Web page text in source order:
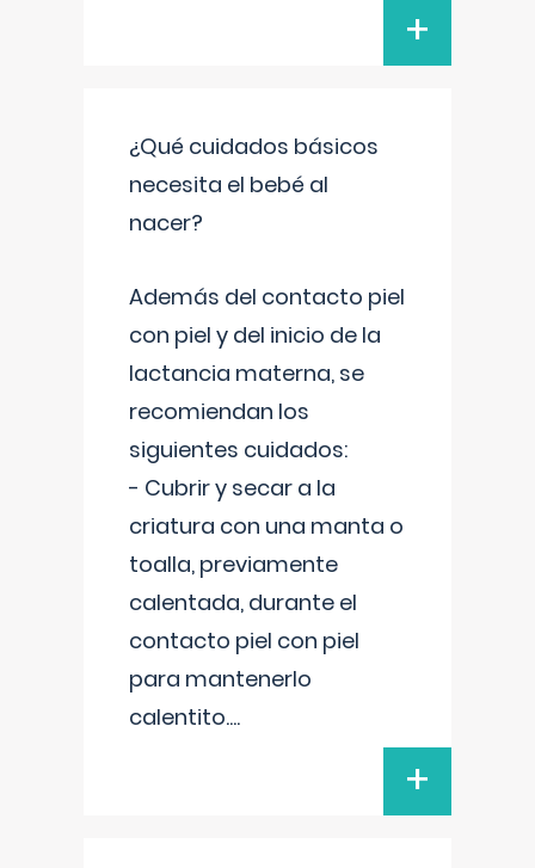
+
¿Qué cuidados básicos
necesita el bebé al
nacer?
Además del contacto piel
con piel y del inicio de la
lactancia materna, se
recomiendan los
siguientes cuidados:
- Cubrir y secar a la
criatura con una manta o
toalla, previamente
calentada, durante el
contacto piel con piel
para mantenerlo
calentito....
+